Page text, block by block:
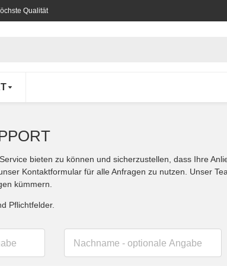
Qualität
bieten zu können und sicherzustellen, dass Ihre
Kontaktformular für alle Anfragen zu nutzen. Unser
kümmern.
Pflichtfelder.
Nachname - optionale Angabe